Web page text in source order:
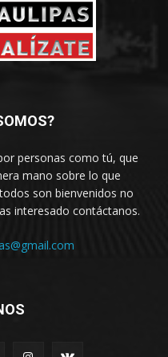
personas como tú, que
mano sobre lo que
son bienvenidos no
interesado contáctanos.